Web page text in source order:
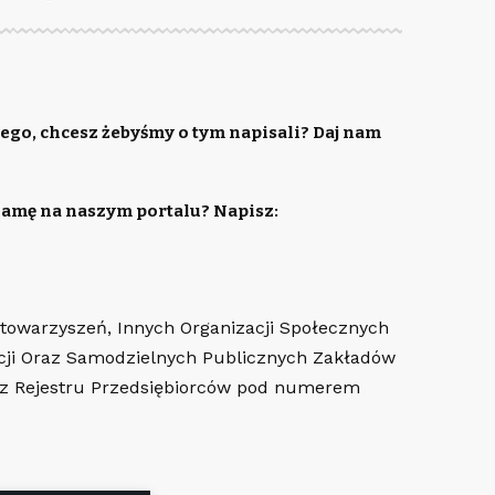
chcesz żebyśmy o tym napisali? Daj nam
na naszym portalu? Napisz:
Innych Organizacji Społecznych
Oraz Samodzielnych Publicznych Zakładów
Rejestru Przedsiębiorców pod numerem